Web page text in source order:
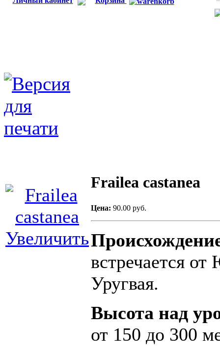
Увеличить
Frailea castanea
Цена: 90.00 руб.
встречается
Уругвая.
Высота над
от 150 до 300